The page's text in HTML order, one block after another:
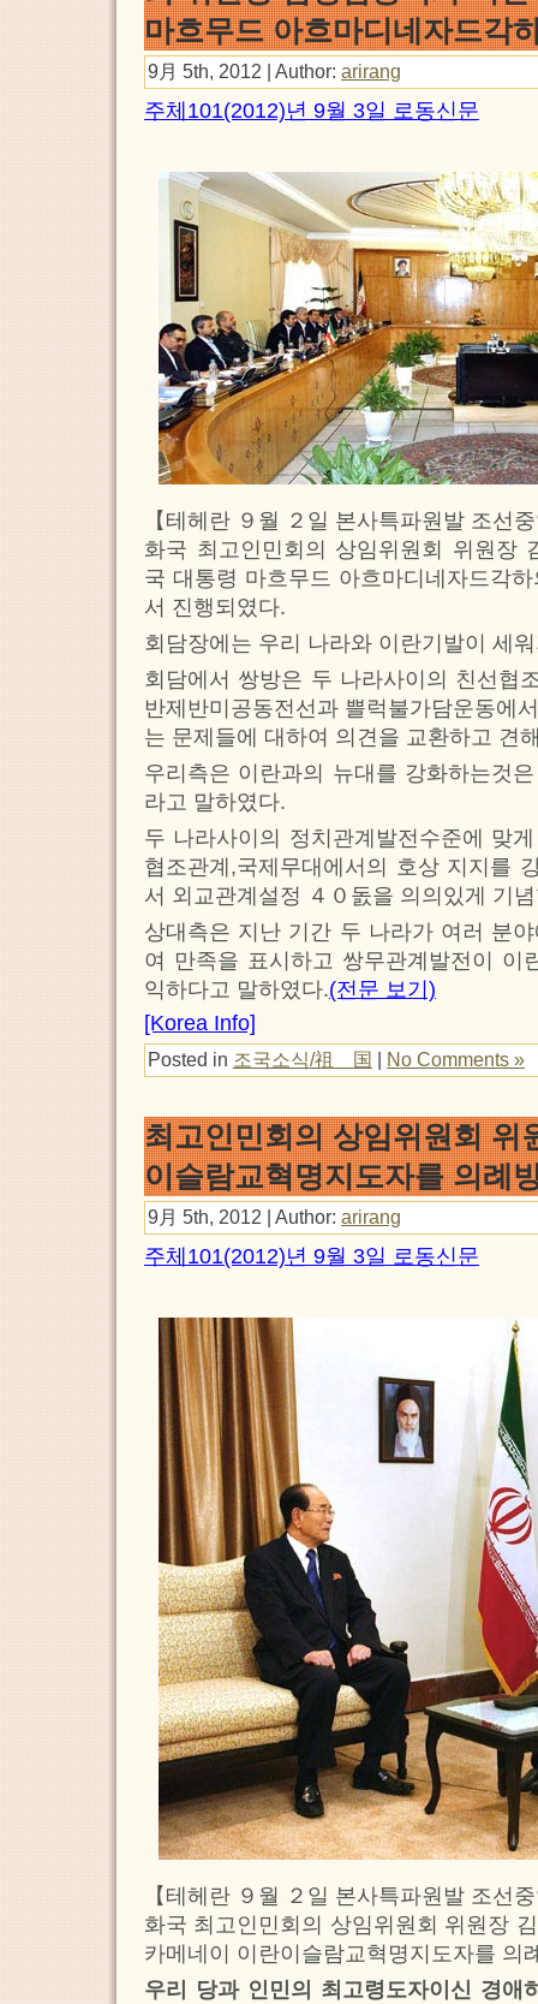
마흐무드 아흐마디네자드각
9月 5th, 2012 | Author: arirang
주체101(2012)년 9월 3일 로동신문
【테헤란 ９월 ２일 본사특파원발 조선
화국 최고인민회의 상임위원회 위원장
국 대통령 마흐무드 아흐마디네자드각
서 진행되였다.
회담장에는 우리 나라와 이란기발이 세
회담에서 쌍방은 두 나라사이의 친선협
반제반미공동전선과 쁠럭불가담운동에
는 문제들에 대하여 의견을 교환하고 견
우리측은 이란과의 뉴대를 강화하는것
라고 말하였다.
두 나라사이의 정치관계발전수준에 맞
협조관계,국제무대에서의 호상 지지를
서 외교관계설정 ４０돐을 의의있게 기
상대측은 지난 기간 두 나라가 여러 분
여 만족을 표시하고 쌍무관계발전이 이
익하다고 말하였다.(전문 보기)
[Korea Info]
Posted in 조국소식/祖 国 | No Comments »
최고인민회의 상임위원회 위
이슬람교혁명지도자를 의례
9月 5th, 2012 | Author: arirang
주체101(2012)년 9월 3일 로동신문
【테헤란 ９월 ２일 본사특파원발 조선
화국 최고인민회의 상임위원회 위원장
카메네이 이란이슬람교혁명지도자를 의
우리 당과 인민의 최고령도자이신 경애